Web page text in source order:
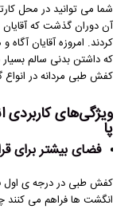
شما می توانید در محل
آن دوران گذشت که
کردند. امروزه آقایان
که داشتن بدنی سالم
کفش طبی مردانه در انواع
ویژگی‌های
پا
فضای بیشتر برای
کفش طبی در درجه ی اول
انگشت ها فراهم می